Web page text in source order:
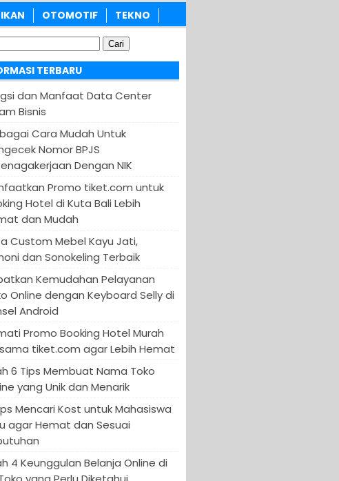
OTOMOTIF TEKNO
TERBARU
dan Manfaat Data Center
Bisnis
Cara Mudah Untuk
Nomor BPJS
Dengan NIK
Promo tiket.com untuk
Hotel di Kuta Bali Lebih
dan Mudah
Custom Mebel Kayu Jati,
dan Sonokeling Terbaik
Kemudahan Pelayanan
Online dengan Keyboard Selly di
Android
Promo Booking Hotel Murah
tiket.com agar Lebih Hemat
6 Tips Membuat Nama Toko
yang Unik dan Menarik
Mencari Kost untuk Mahasiswa
agar Hemat dan Sesuai
4 Keunggulan Belanja Online di